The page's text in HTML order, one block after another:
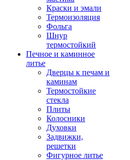
Краски и эмали
Термоизоляция
Фольга
Шнур
термостойкий
Печное и каминное
литье
Дверцы к печам и
каминам
Термостойкие
стекла
Плиты
Колосники
Духовки
Задвижки,
решетки
Фигурное литье